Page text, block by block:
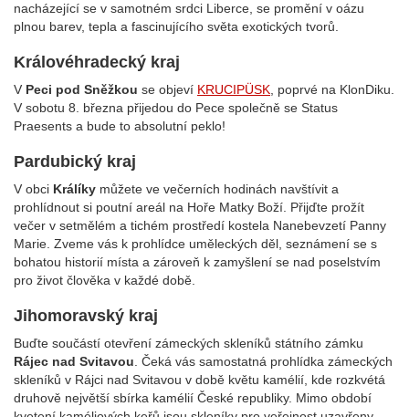
nacházející se v samotném srdci Liberce, se promění v oázu
plnou barev, tepla a fascinujícího světa exotických tvorů.
Královéhradecký kraj
V Peci pod Sněžkou se objeví KRUCIPÜSK , poprvé na KlonDiku.
V sobotu 8. března přijedou do Pece společně se Status
Praesents a bude to absolutní peklo!
Pardubický kraj
V obci Králíky můžete ve večerních hodinách navštívit a
prohlídnout si poutní areál na Hoře Matky Boží. Přijďte prožít
večer v setmělém a tichém prostředí kostela Nanebevzetí Panny
Marie. Zveme vás k prohlídce uměleckých děl, seznámení se s
bohatou historií místa a zároveň k zamyšlení se nad poselstvím
pro život člověka v každé době.
Jihomoravský kraj
Buďte součástí otevření zámeckých skleníků státního zámku
Rájec nad Svitavou . Čeká vás samostatná prohlídka zámeckých
skleníků v Rájci nad Svitavou v době květu kamélií, kde rozkvétá
druhově největší sbírka kamélií České republiky. Mimo období